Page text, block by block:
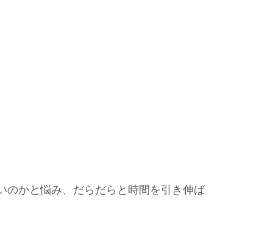
のかと悩み、だらだらと時間を引き伸ば